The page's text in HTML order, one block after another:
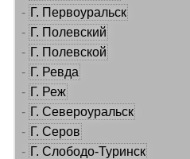
- Г. Первоуральск
- Г. Полевский
- Г. Полевской
- Г. Ревда
- Г. Реж
- Г. Североуральск
- Г. Серов
- Г. Слободо-Туринск